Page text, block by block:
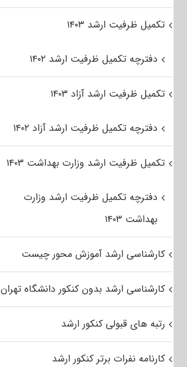
تکمیل ظرفیت ارشد ۱۴۰۳
دفترچه تکمیل ظرفیت ارشد ۱۴۰۲
تکمیل ظرفیت ارشد آزاد ۱۴۰۳
دفترچه تکمیل ظرفیت ارشد آزاد ۱۴۰۲
تکمیل ظرفیت ارشد وزارت بهداشت ۱۴۰۳
دفترچه تکمیل ظرفیت ارشد وزارت
بهداشت ۱۴۰۳
کارشناسی ارشد آموزش محور چیست
کارشناسی ارشد بدون کنکور دانشگاه تهران
رتبه های قبولی کنکور ارشد
کارنامه نفرات برتر کنکور ارشد